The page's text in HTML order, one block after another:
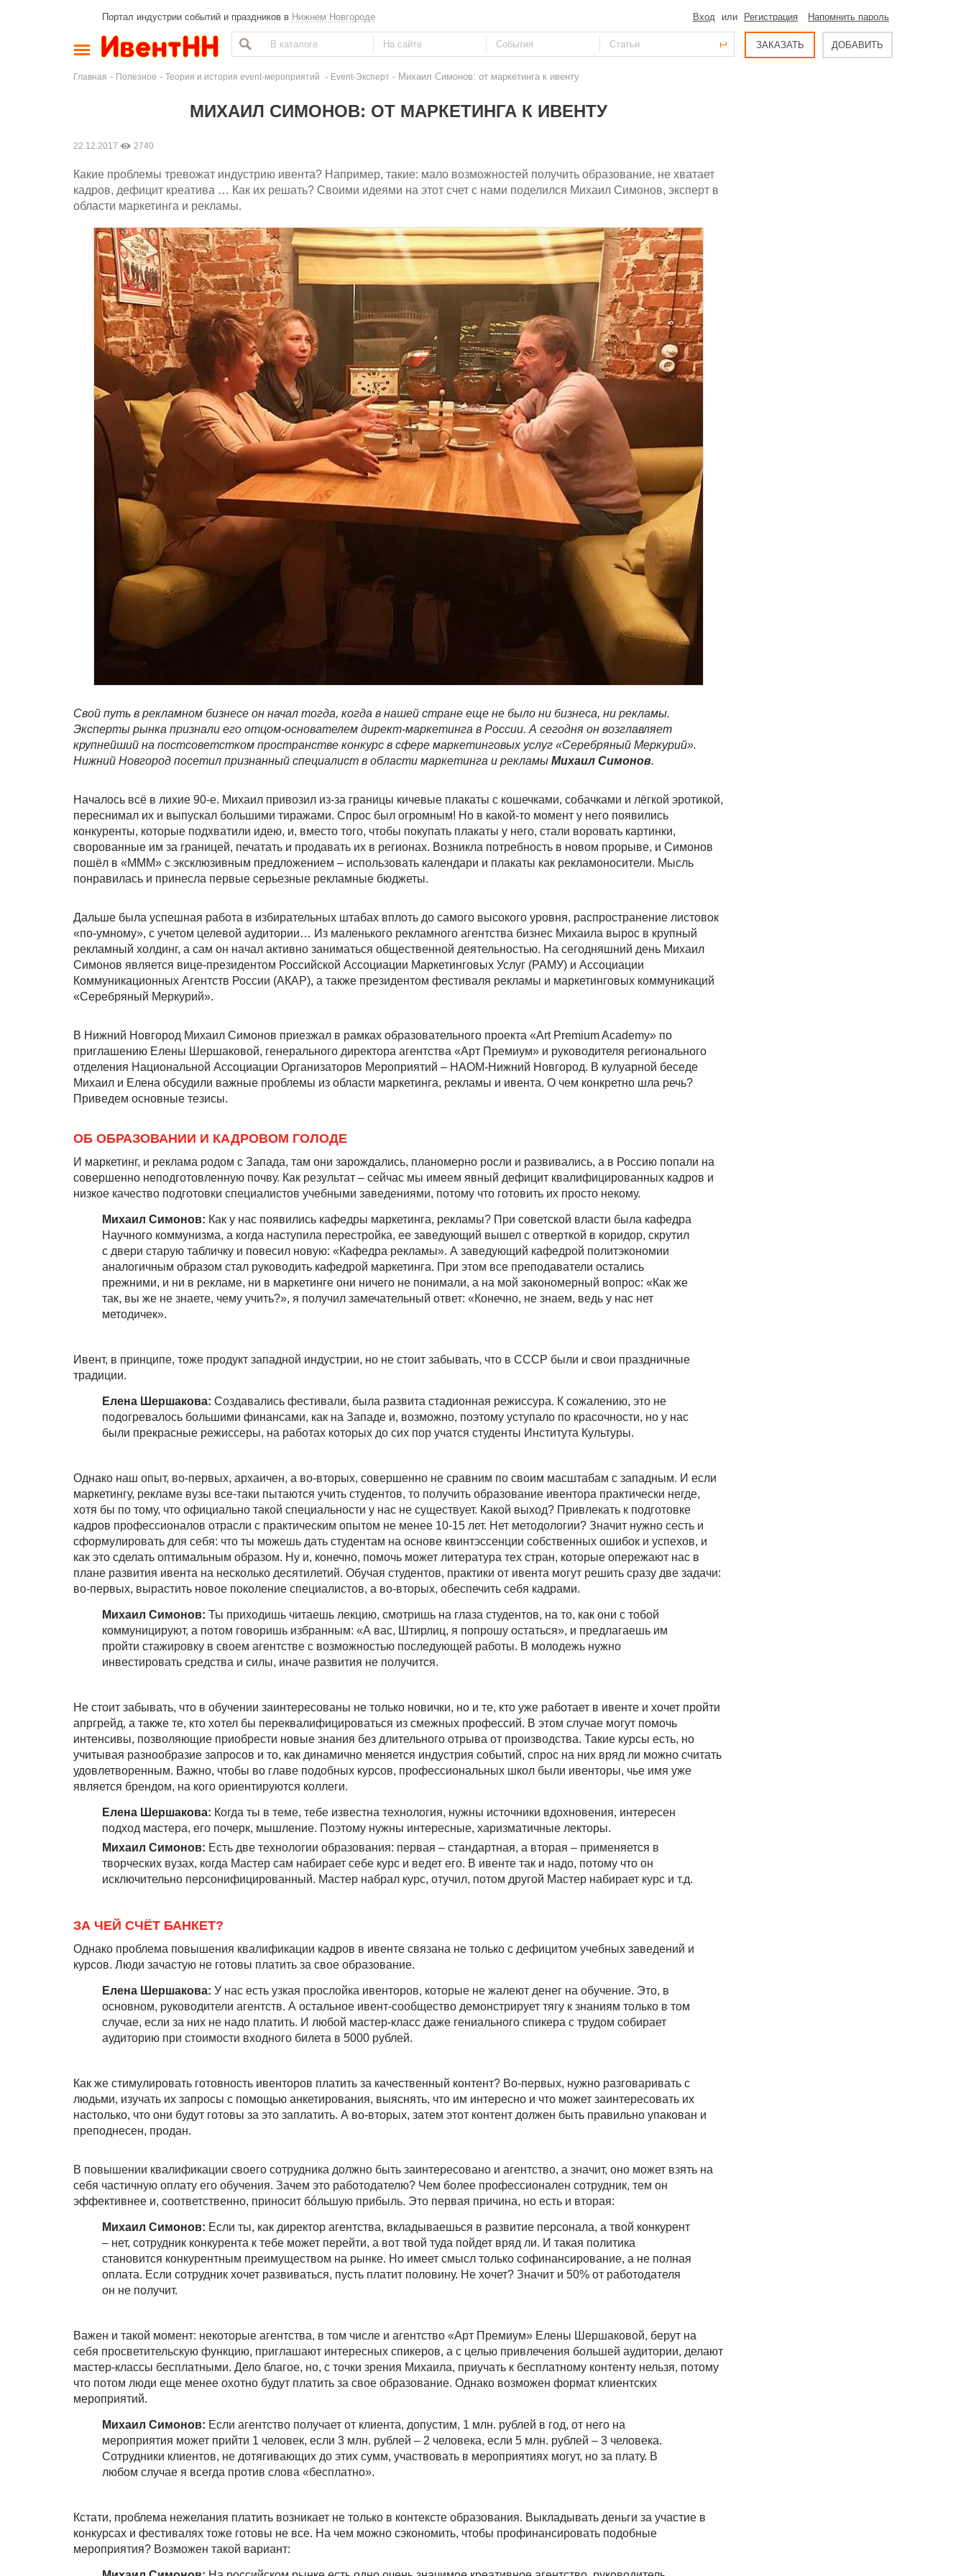
Портал индустрии событий и праздников в Нижнем Новгороде Вход или Регистрация Напомнить пароль
ЗАКАЗАТЬ ДОБАВИТЬ
Главная - Полезное - Теория и история event-мероприятий - Event-Эксперт - Михаил Симонов: от маркетинга к ивенту
МИХАИЛ СИМОНОВ: ОТ МАРКЕТИНГА К ИВЕНТУ
22.12.2017 2740
Какие проблемы тревожат индустрию ивента? Например, такие: мало возможностей получить образование, не хватает
кадров, дефицит креатива … Как их решать? Своими идеями на этот счет с нами поделился Михаил Симонов, эксперт в
области маркетинга и рекламы.
Свой путь в рекламном бизнесе он начал тогда, когда в нашей стране еще не было ни бизнеса, ни рекламы.
Эксперты рынка признали его отцом-основателем директ-маркетинга в России. А сегодня он возглавляет
крупнейший на постсоветстком пространстве конкурс в сфере маркетинговых услуг «Серебряный Меркурий».
Нижний Новгород посетил признанный специалист в области маркетинга и рекламы Михаил Симонов.
Началось всё в лихие 90-е. Михаил привозил из-за границы кичевые плакаты с кошечками, собачками и лёгкой эротикой,
переснимал их и выпускал большими тиражами. Спрос был огромным! Но в какой-то момент у него появились
конкуренты, которые подхватили идею, и, вместо того, чтобы покупать плакаты у него, стали воровать картинки,
сворованные им за границей, печатать и продавать их в регионах. Возникла потребность в новом прорыве, и Симонов
пошёл в «МММ» с эксклюзивным предложением – использовать календари и плакаты как рекламоносители. Мысль
понравилась и принесла первые серьезные рекламные бюджеты.
Дальше была успешная работа в избирательных штабах вплоть до самого высокого уровня, распространение листовок
«по-умному», с учетом целевой аудитории… Из маленького рекламного агентства бизнес Михаила вырос в крупный
рекламный холдинг, а сам он начал активно заниматься общественной деятельностью. На сегодняшний день Михаил
Симонов является вице-президентом Российской Ассоциации Маркетинговых Услуг (РАМУ) и Ассоциации
Коммуникационных Агентств России (АКАР), а также президентом фестиваля рекламы и маркетинговых коммуникаций
«Серебряный Меркурий».
В Нижний Новгород Михаил Симонов приезжал в рамках образовательного проекта «Art Premium Academy» по
приглашению Елены Шершаковой, генерального директора агентства «Арт Премиум» и руководителя регионального
отделения Национальной Ассоциации Организаторов Мероприятий – НАОМ-Нижний Новгород. В кулуарной беседе
Михаил и Елена обсудили важные проблемы из области маркетинга, рекламы и ивента. О чем конкретно шла речь?
Приведем основные тезисы.
ОБ ОБРАЗОВАНИИ И КАДРОВОМ ГОЛОДЕ
И маркетинг, и реклама родом с Запада, там они зарождались, планомерно росли и развивались, а в Россию попали на
совершенно неподготовленную почву. Как результат – сейчас мы имеем явный дефицит квалифицированных кадров и
низкое качество подготовки специалистов учебными заведениями, потому что готовить их просто некому.
Михаил Симонов: Как у нас появились кафедры маркетинга, рекламы? При советской власти была кафедра
Научного коммунизма, а когда наступила перестройка, ее заведующий вышел с отверткой в коридор, скрутил
с двери старую табличку и повесил новую: «Кафедра рекламы». А заведующий кафедрой политэкономии
аналогичным образом стал руководить кафедрой маркетинга. При этом все преподаватели остались
прежними, и ни в рекламе, ни в маркетинге они ничего не понимали, а на мой закономерный вопрос: «Как же
так, вы же не знаете, чему учить?», я получил замечательный ответ: «Конечно, не знаем, ведь у нас нет
методичек».
Ивент, в принципе, тоже продукт западной индустрии, но не стоит забывать, что в СССР были и свои праздничные
традиции.
Елена Шершакова: Создавались фестивали, была развита стадионная режиссура. К сожалению, это не
подогревалось большими финансами, как на Западе и, возможно, поэтому уступало по красочности, но у нас
были прекрасные режиссеры, на работах которых до сих пор учатся студенты Института Культуры.
Однако наш опыт, во-первых, архаичен, а во-вторых, совершенно не сравним по своим масштабам с западным. И если
маркетингу, рекламе вузы все-таки пытаются учить студентов, то получить образование ивентора практически негде,
хотя бы по тому, что официально такой специальности у нас не существует. Какой выход? Привлекать к подготовке
кадров профессионалов отрасли с практическим опытом не менее 10-15 лет. Нет методологии? Значит нужно сесть и
сформулировать для себя: что ты можешь дать студентам на основе квинтэссенции собственных ошибок и успехов, и
как это сделать оптимальным образом. Ну и, конечно, помочь может литература тех стран, которые опережают нас в
плане развития ивента на несколько десятилетий. Обучая студентов, практики от ивента могут решить сразу две задачи:
во-первых, вырастить новое поколение специалистов, а во-вторых, обеспечить себя кадрами.
Михаил Симонов: Ты приходишь читаешь лекцию, смотришь на глаза студентов, на то, как они с тобой
коммуницируют, а потом говоришь избранным: «А вас, Штирлиц, я попрошу остаться», и предлагаешь им
пройти стажировку в своем агентстве с возможностью последующей работы. В молодежь нужно
инвестировать средства и силы, иначе развития не получится.
Не стоит забывать, что в обучении заинтересованы не только новички, но и те, кто уже работает в ивенте и хочет пройти
апргрейд, а также те, кто хотел бы переквалифицироваться из смежных профессий. В этом случае могут помочь
интенсивы, позволяющие приобрести новые знания без длительного отрыва от производства. Такие курсы есть, но
учитывая разнообразие запросов и то, как динамично меняется индустрия событий, спрос на них вряд ли можно считать
удовлетворенным. Важно, чтобы во главе подобных курсов, профессиональных школ были ивенторы, чье имя уже
является брендом, на кого ориентируются коллеги.
Елена Шершакова: Когда ты в теме, тебе известна технология, нужны источники вдохновения, интересен
подход мастера, его почерк, мышление. Поэтому нужны интересные, харизматичные лекторы.
Михаил Симонов: Есть две технологии образования: первая – стандартная, а вторая – применяется в
творческих вузах, когда Мастер сам набирает себе курс и ведет его. В ивенте так и надо, потому что он
исключительно персонифицированный. Мастер набрал курс, отучил, потом другой Мастер набирает курс и т.д.
ЗА ЧЕЙ СЧЁТ БАНКЕТ?
Однако проблема повышения квалификации кадров в ивенте связана не только с дефицитом учебных заведений и
курсов. Люди зачастую не готовы платить за свое образование.
Елена Шершакова: У нас есть узкая прослойка ивенторов, которые не жалеют денег на обучение. Это, в
основном, руководители агентств. А остальное ивент-сообщество демонстрирует тягу к знаниям только в том
случае, если за них не надо платить. И любой мастер-класс даже гениального спикера с трудом собирает
аудиторию при стоимости входного билета в 5000 рублей.
Как же стимулировать готовность ивенторов платить за качественный контент? Во-первых, нужно разговаривать с
людьми, изучать их запросы с помощью анкетирования, выяснять, что им интересно и что может заинтересовать их
настолько, что они будут готовы за это заплатить. А во-вторых, затем этот контент должен быть правильно упакован и
преподнесен, продан.
В повышении квалификации своего сотрудника должно быть заинтересовано и агентство, а значит, оно может взять на
себя частичную оплату его обучения. Зачем это работодателю? Чем более профессионален сотрудник, тем он
эффективнее и, соответственно, приносит бóльшую прибыль. Это первая причина, но есть и вторая:
Михаил Симонов: Если ты, как директор агентства, вкладываешься в развитие персонала, а твой конкурент
– нет, сотрудник конкурента к тебе может перейти, а вот твой туда пойдет вряд ли. И такая политика
становится конкурентным преимуществом на рынке. Но имеет смысл только софинансирование, а не полная
оплата. Если сотрудник хочет развиваться, пусть платит половину. Не хочет? Значит и 50% от работодателя
он не получит.
Важен и такой момент: некоторые агентства, в том числе и агентство «Арт Премиум» Елены Шершаковой, берут на
себя просветительскую функцию, приглашают интересных спикеров, а с целью привлечения большей аудитории, делают
мастер-классы бесплатными. Дело благое, но, с точки зрения Михаила, приучать к бесплатному контенту нельзя, потому
что потом люди еще менее охотно будут платить за свое образование. Однако возможен формат клиентских
мероприятий.
Михаил Симонов: Если агентство получает от клиента, допустим, 1 млн. рублей в год, от него на
мероприятия может прийти 1 человек, если 3 млн. рублей – 2 человека, если 5 млн. рублей – 3 человека.
Сотрудники клиентов, не дотягивающих до этих сумм, участвовать в мероприятиях могут, но за плату. В
любом случае я всегда против слова «бесплатно».
Кстати, проблема нежелания платить возникает не только в контексте образования. Выкладывать деньги за участие в
конкурсах и фестивалях тоже готовы не все. На чем можно сэкономить, чтобы профинансировать подобные
мероприятия? Возможен такой вариант: